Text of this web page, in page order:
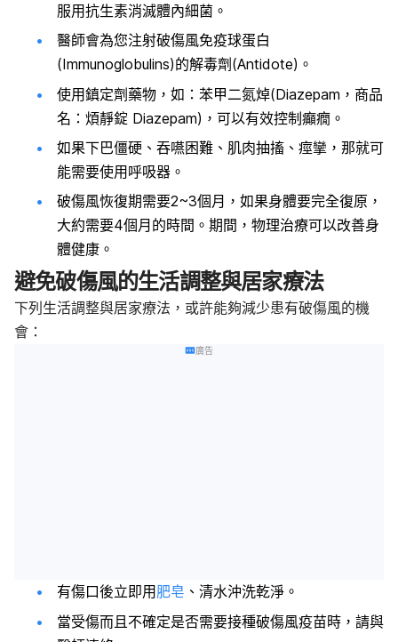
服用抗生素消滅體內細菌。
醫師會為您注射破傷風免疫球蛋白
(Immunoglobulins)的解毒劑 (Antidote) 。
使用鎮定劑藥物，如：苯甲二氮焯(Diazepam ，商品
名：煩靜錠 Diazepam) ，可以有效控制癲癇。
如果下巴僵硬、吞嚥困難、肌肉抽搐、痙攣，那就可
能需要使用呼吸器。
破傷風恢復期需要2~3個月，如果身體要完全復原，
大約需要4個月的時間。期間，物理治療可以改善身
體健康。
避免破傷風的生活調整與居家療法
下列生活調整與居家療法，或許能夠減少患有破傷風的機
會：
廣告
有傷口後立即用 肥皂 、清水沖洗乾淨。
當受傷而且不確定是否需要接種破傷風疫苗時，請與